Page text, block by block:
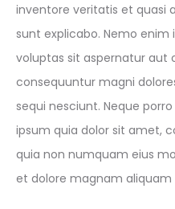
inventore veritatis et quasi
sunt explicabo. Nemo
voluptas sit aspernatur aut
consequuntur magni
sequi nesciunt. Neque
ipsum quia dolor sit amet,
quia non numquam eius
et dolore magnam